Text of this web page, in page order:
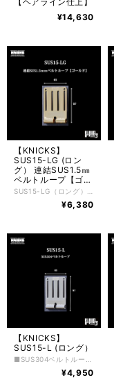
¥14,630
【KNICKS】
SUS15-LG (ロン
グ） 連結SUS1.5㎜
ベルトループ【ゴー
ルド】
¥6,380
【KNICKS】
SUS15-L (ロング）
¥4,950